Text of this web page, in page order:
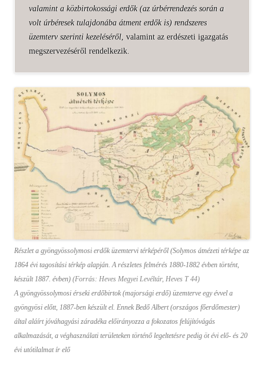
valamint a közbirtokossági erdők (az úrbérrendezés során a
volt úrbéresek tulajdonába átment erdők is) rendszeres
üzemterv szerinti kezeléséről, valamint az erdészeti igazgatás
megszervezéséről rendelkezik.
Részlet a gyöngyössolymosi erdők üzemtervi térképéről (Solymos átnézeti térképe az
1864 évi tagosítási térkép alapján. A részletes felmérés 1880-1882 évben történt,
készült 1887. évben) (Forrás: Heves Megyei Levéltár, Heves T 44)
A gyöngyössolymosi érseki erdőbirtok (majorsági erdő) üzemterve egy évvel a
gyöngyösi előtt, 1887-ben készült el. Ennek Bedő Albert (országos főerdőmester)
által aláírt jóváhagyási záradéka előirányozza a fokozatos felújítóvágás
alkalmazását, a véghasználati területeken történő legeltetésre pedig öt évi elő- és 20
évi utótilalmat ír elő